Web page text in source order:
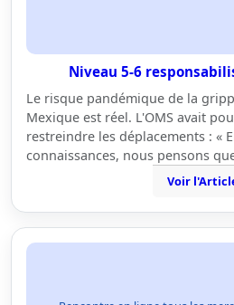
Niveau 5-6
Le risque pandémique de la
Mexique est réel. L'OMS avait
restreindre les déplacements : «
connaissances, nous pensons
Voir